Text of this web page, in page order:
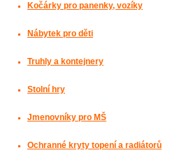
Kočárky pro panenky, vozíky
Nábytek pro děti
Truhly a kontejnery
Stolní hry
Jmenovníky pro MŠ
Ochranné kryty topení a radiátorů